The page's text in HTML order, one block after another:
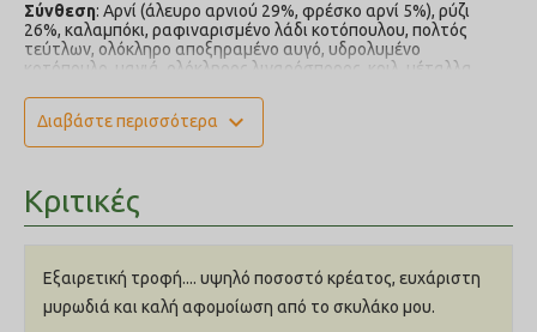
Σύνθεση: Αρνί (άλευρο αρνιού 29%, φρέσκο αρνί 5%), ρύζι
26%, καλαμπόκι, ραφιναρισμένο λάδι κοτόπουλου, πολτός
τεύτλων, ολόκληρο αποξηραμένο αυγό, υδρολυμένο
κοτόπουλο, μαγιά, ολόκληρος λιναρόσπορος, κριλ, μέταλλα,
γλυκοζαμίνη, MSM, χονδροϊτίνη, cranberries, νουκλεοτίδια.
Αναλυτικά συστατικά
: Ακατέργαστη πρωτεΐνη 25%,
Ωμέγα-3 0,71%, Ωμέγα-6 2,91%.
Διατροφικά πρόσθετα ανά kg: Βιταμίνες: Βιταμίνη A 18.000
IU, Βιταμίνη D3 1.350 IU, Βιταμίνη E 240 IU.
Διαβάστε περισσότερα expand_more
Κριτικές
Εξαιρετική τροφή.... υψηλό ποσοστό κρέατος, ευχάριστη
μυρωδιά και καλή αφομοίωση από το σκυλάκο μου.